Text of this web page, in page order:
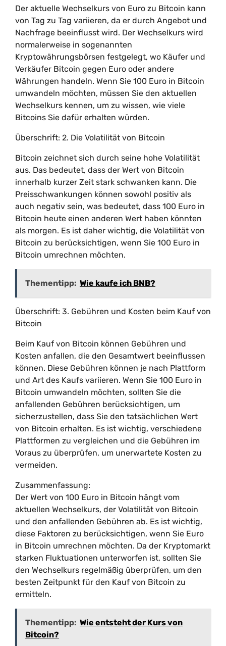
Der aktuelle Wechselkurs von Euro zu Bitcoin kann
von Tag zu Tag variieren, da er durch Angebot und
Nachfrage beeinflusst wird. Der Wechselkurs wird
normalerweise in sogenannten
Kryptowährungsbörsen festgelegt, wo Käufer und
Verkäufer Bitcoin gegen Euro oder andere
Währungen handeln. Wenn Sie 100 Euro in Bitcoin
umwandeln möchten, müssen Sie den aktuellen
Wechselkurs kennen, um zu wissen, wie viele
Bitcoins Sie dafür erhalten würden.
Überschrift: 2. Die Volatilität von Bitcoin
Bitcoin zeichnet sich durch seine hohe Volatilität
aus. Das bedeutet, dass der Wert von Bitcoin
innerhalb kurzer Zeit stark schwanken kann. Die
Preisschwankungen können sowohl positiv als
auch negativ sein, was bedeutet, dass 100 Euro in
Bitcoin heute einen anderen Wert haben könnten
als morgen. Es ist daher wichtig, die Volatilität von
Bitcoin zu berücksichtigen, wenn Sie 100 Euro in
Bitcoin umrechnen möchten.
Thementipp: Wie kaufe ich BNB?
Überschrift: 3. Gebühren und Kosten beim Kauf von
Bitcoin
Beim Kauf von Bitcoin können Gebühren und
Kosten anfallen, die den Gesamtwert beeinflussen
können. Diese Gebühren können je nach Plattform
und Art des Kaufs variieren. Wenn Sie 100 Euro in
Bitcoin umwandeln möchten, sollten Sie die
anfallenden Gebühren berücksichtigen, um
sicherzustellen, dass Sie den tatsächlichen Wert
von Bitcoin erhalten. Es ist wichtig, verschiedene
Plattformen zu vergleichen und die Gebühren im
Voraus zu überprüfen, um unerwartete Kosten zu
vermeiden.
Zusammenfassung:
Der Wert von 100 Euro in Bitcoin hängt vom
aktuellen Wechselkurs, der Volatilität von Bitcoin
und den anfallenden Gebühren ab. Es ist wichtig,
diese Faktoren zu berücksichtigen, wenn Sie Euro
in Bitcoin umrechnen möchten. Da der Kryptomarkt
starken Fluktuationen unterworfen ist, sollten Sie
den Wechselkurs regelmäßig überprüfen, um den
besten Zeitpunkt für den Kauf von Bitcoin zu
ermitteln.
Thementipp: Wie entsteht der Kurs von
Bitcoin?